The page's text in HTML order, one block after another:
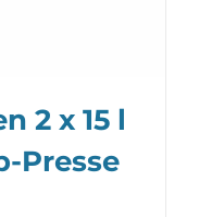
2 x 15 l
Presse